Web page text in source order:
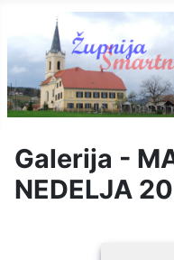
Galerija -
NEDELJA